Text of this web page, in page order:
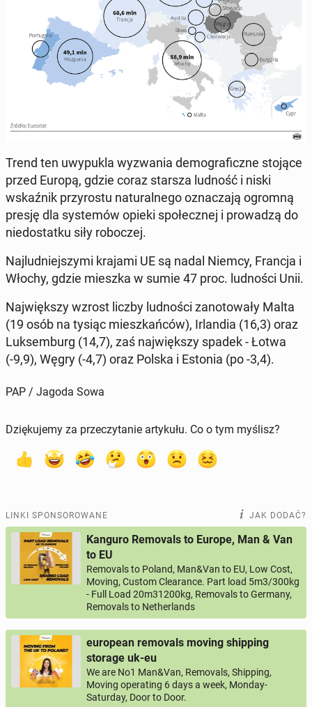
Trend ten uwy­pu­kla wy­zwa­nia de­mo­gra­ficz­ne stojące
przed Europą, gdzie coraz starsza ludność i niski
wskaź­nik przy­ro­stu na­tu­ral­ne­go ozna­cza­ją ogromną
presję dla sys­te­mów opieki spo­łecz­nej i pro­wa­dzą do
nie­do­stat­ku siły ro­bo­czej.
Naj­lud­niej­szy­mi krajami UE są nadal Niemcy, Francja i
Włochy, gdzie mieszka w sumie 47 proc. lud­no­ści Unii.
Naj­więk­szy wzrost liczby lud­no­ści za­no­to­wa­ły Malta
(19 osób na tysiąc miesz­kań­ców), Ir­lan­dia (16,3) oraz
Luk­sem­burg (14,7), zaś naj­więk­szy spadek - Łotwa
(-9,9), Węgry (-4,7) oraz Polska i Estonia (po -3,4).
PAP / Jagoda Sowa
Dziękujemy za przeczytanie artykułu. Co o tym myślisz?
LINKI SPONSOROWANE JAK DODAĆ?
Kanguro Removals to Europe, Man & Van
to EU
Removals to Poland, Man&Van to EU, Low Cost,
Moving, Custom Clearance. Part load 5m3/300kg
- Full Load 20m31200kg, Removals to Germany,
Removals to Netherlands
european removals moving shipping
storage uk-eu
We are No1 Man&Van, Removals, Shipping,
Moving operating 6 days a week, Monday-
Saturday, Door to Door.